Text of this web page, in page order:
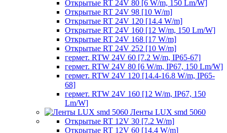
Открытые RT 24V 80 [6 W/m, 150 Lm/W]
Открытые RT 24V 98 [10 W/m]
Открытые RT 24V 120 [14.4 W/m]
Открытые RT 24V 160 [12 W/m, 150 Lm/W]
Открытые RT 24V 168 [17 W/m]
Открытые RT 24V 252 [10 W/m]
гермет. RTW 24V 60 [7.2 W/m, IP65-67]
гермет. RTW 24V 80 [6 W/m, IP67, 150 Lm/W]
гермет. RTW 24V 120 [14.4-16.8 W/m, IP65-
68]
гермет. RTW 24V 160 [12 W/m, IP67, 150
Lm/W]
Ленты LUX smd 5060
Открытые RT 12V 30 [7.2 W/m]
Открытые RT 12V 60 [14.4 W/m]